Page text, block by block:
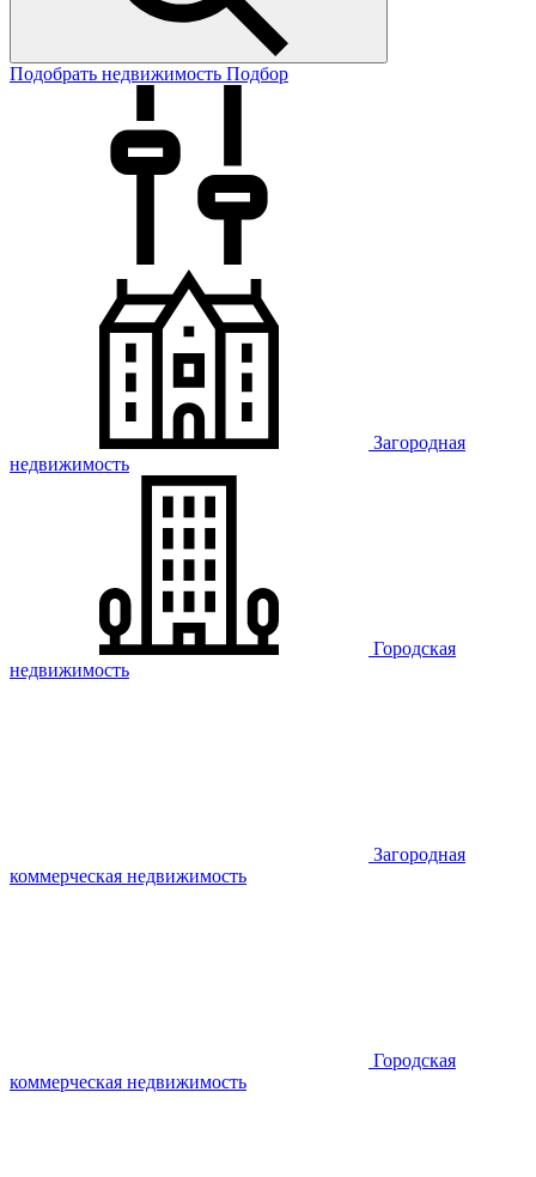
Подобрать недвижимость Подбор
Загородная
недвижимость
Городская
недвижимость
Загородная
коммерческая недвижимость
Городская
коммерческая недвижимость